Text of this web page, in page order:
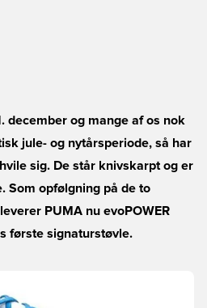
december og mange af os nok
jule- og nytårsperiode, så har
sig. De står knivskarpt og er
Som opfølgning på de to
PUMA nu evoPOWER
første signaturstøvle.